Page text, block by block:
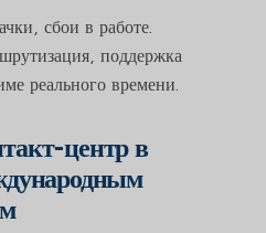
сбои в работе.
поддержка
реального времени.
центр в